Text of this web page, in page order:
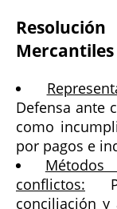
Mercantiles
Defensa ante
como
por pagos e
conflictos:
conciliación